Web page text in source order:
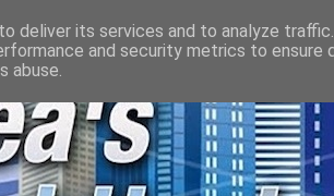
deliver its services and to analyze
and security metrics to ensure
abuse.